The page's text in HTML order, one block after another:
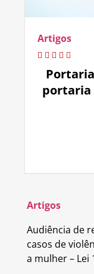
Artigos
portaria
Artigos
Audiência de
casos de
a mulher – Lei